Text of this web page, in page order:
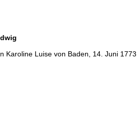
Karoline Luise von Baden, 14. Juni 1773